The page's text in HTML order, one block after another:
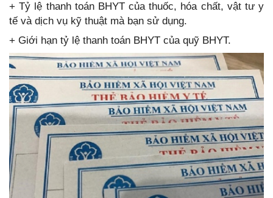
+ Tỷ lệ thanh toán BHYT của thuốc, hóa chất, vật tư y
tế và dịch vụ kỹ thuật mà bạn sử dụng.
+ Giới hạn tỷ lệ thanh toán BHYT của quỹ BHYT.